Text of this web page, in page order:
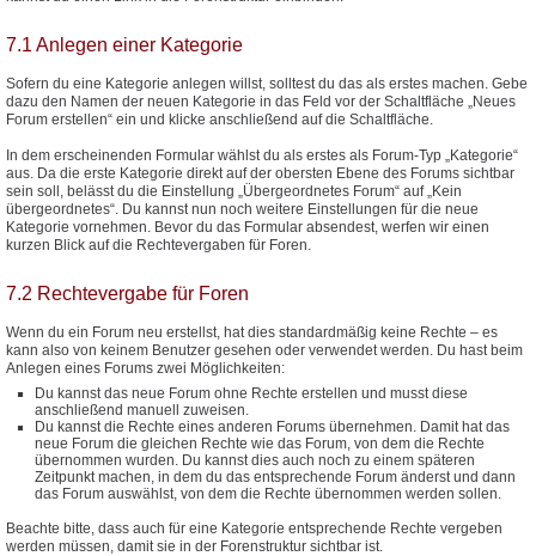
7.1 Anlegen einer Kategorie
Sofern du eine Kategorie anlegen willst, solltest du das als erstes machen. Gebe
dazu den Namen der neuen Kategorie in das Feld vor der Schaltfläche „Neues
Forum erstellen“ ein und klicke anschließend auf die Schaltfläche.
In dem erscheinenden Formular wählst du als erstes als Forum-Typ „Kategorie“
aus. Da die erste Kategorie direkt auf der obersten Ebene des Forums sichtbar
sein soll, belässt du die Einstellung „Übergeordnetes Forum“ auf „Kein
übergeordnetes“. Du kannst nun noch weitere Einstellungen für die neue
Kategorie vornehmen. Bevor du das Formular absendest, werfen wir einen
kurzen Blick auf die Rechtevergaben für Foren.
7.2 Rechtevergabe für Foren
Wenn du ein Forum neu erstellst, hat dies standardmäßig keine Rechte – es
kann also von keinem Benutzer gesehen oder verwendet werden. Du hast beim
Anlegen eines Forums zwei Möglichkeiten:
Du kannst das neue Forum ohne Rechte erstellen und musst diese
anschließend manuell zuweisen.
Du kannst die Rechte eines anderen Forums übernehmen. Damit hat das
neue Forum die gleichen Rechte wie das Forum, von dem die Rechte
übernommen wurden. Du kannst dies auch noch zu einem späteren
Zeitpunkt machen, in dem du das entsprechende Forum änderst und dann
das Forum auswählst, von dem die Rechte übernommen werden sollen.
Beachte bitte, dass auch für eine Kategorie entsprechende Rechte vergeben
werden müssen, damit sie in der Forenstruktur sichtbar ist.